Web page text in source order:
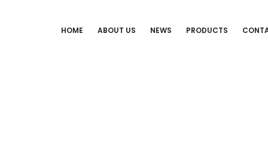
HOME ABOUT US NEWS PRODUCTS